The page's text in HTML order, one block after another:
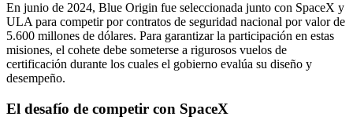
En junio de 2024, Blue Origin fue seleccionada junto con SpaceX y
ULA para competir por contratos de seguridad nacional por valor de
5.600 millones de dólares. Para garantizar la participación en estas
misiones, el cohete debe someterse a rigurosos vuelos de
certificación durante los cuales el gobierno evalúa su diseño y
desempeño.
El desafío de competir con SpaceX